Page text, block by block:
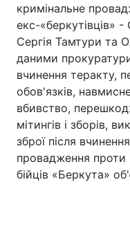
кримінальне
екс-«беркутівців»
Сергія Тамтури та
даними
вчинення теракту,
обов'язків,
вбивство,
мітингів і зборів,
зброї після
провадження проти
бійців «Беркута»